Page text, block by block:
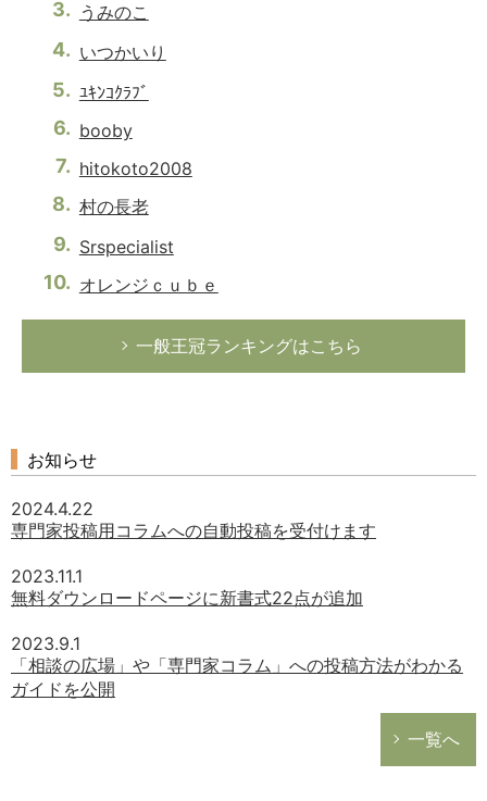
うみのこ
いつかいり
ﾕｷﾝｺｸﾗﾌﾞ
booby
hitokoto2008
村の長老
Srspecialist
オレンジｃｕｂｅ
一般王冠ランキングはこちら
お知らせ
2024.4.22
専門家投稿用コラムへの自動投稿を受付けます
2023.11.1
無料ダウンロードページに新書式22点が追加
2023.9.1
「相談の広場」や「専門家コラム」への投稿方法がわかる
ガイドを公開
一覧へ